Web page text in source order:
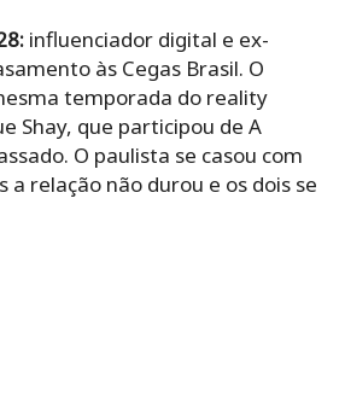
influenciador digital e ex-
às Cegas Brasil. O
temporada do reality
Shay, que participou de A
O paulista se casou com
a relação não durou e os dois se